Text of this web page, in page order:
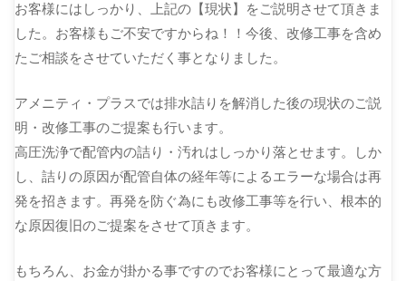
お客様にはしっかり、上記の【現状】をご説明させて頂きま
した。お客様もご不安ですからね！！今後、改修工事を含め
たご相談をさせていただく事となりました。
アメニティ・プラスでは排水詰りを解消した後の現状のご説
明・改修工事のご提案も行います。
高圧洗浄で配管内の詰り・汚れはしっかり落とせます。しか
し、詰りの原因が配管自体の経年等によるエラーな場合は再
発を招きます。再発を防ぐ為にも改修工事等を行い、根本的
な原因復旧のご提案をさせて頂きます。
もちろん、お金が掛かる事ですのでお客様にとって最適な方